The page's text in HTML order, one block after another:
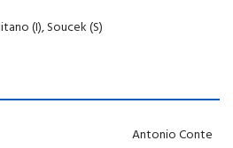
(I), Soucek (S)
Antonio Conte